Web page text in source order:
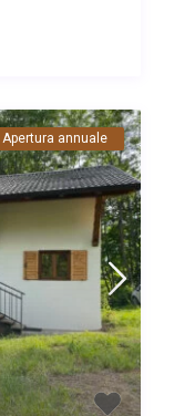
Apertura annuale